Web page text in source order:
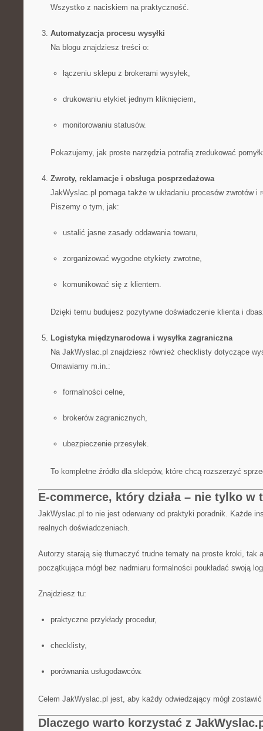
Wszystko z naciskiem na praktyczność.
Automatyzacja procesu wysyłki
Na blogu znajdziesz treści o:
łączeniu sklepu z brokerami wysyłek,
drukowaniu etykiet jednym kliknięciem,
monitorowaniu statusów.
Pokazujemy, jak proste narzędzia potrafią zredukować
Zwroty, reklamacje i obsługa posprzedażowa
JakWyslac.pl pomaga także w układaniu procesów zwrotów i
Piszemy o tym, jak:
ustalić jasne zasady oddawania towaru,
zorganizować wygodne etykiety zwrotne,
komunikować się z klientem.
Dzięki temu budujesz pozytywne doświadczenie klienta i
Logistyka międzynarodowa i wysyłka zagraniczna
Na JakWyslac.pl znajdziesz również checklisty dotyczące
Omawiamy m.in.:
formalności celne,
brokerów zagranicznych,
ubezpieczenie przesyłek.
To kompletne źródło dla sklepów, które chcą rozszerzyć
E-commerce, który działa – nie tylko w
JakWyslac.pl to nie jest oderwany od praktyki poradnik. Każde
realnych doświadczeniach.
Autorzy starają się tłumaczyć trudne tematy na proste kroki, tak
początkująca mógł bez nadmiaru formalności poukładać swoją
Znajdziesz tu:
praktyczne przykłady procedur,
checklisty,
porównania usługodawców.
Celem JakWyslac.pl jest, aby każdy odwiedzający mógł
Dlaczego warto korzystać z